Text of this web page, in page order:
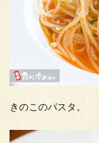
きのこのパスタ。